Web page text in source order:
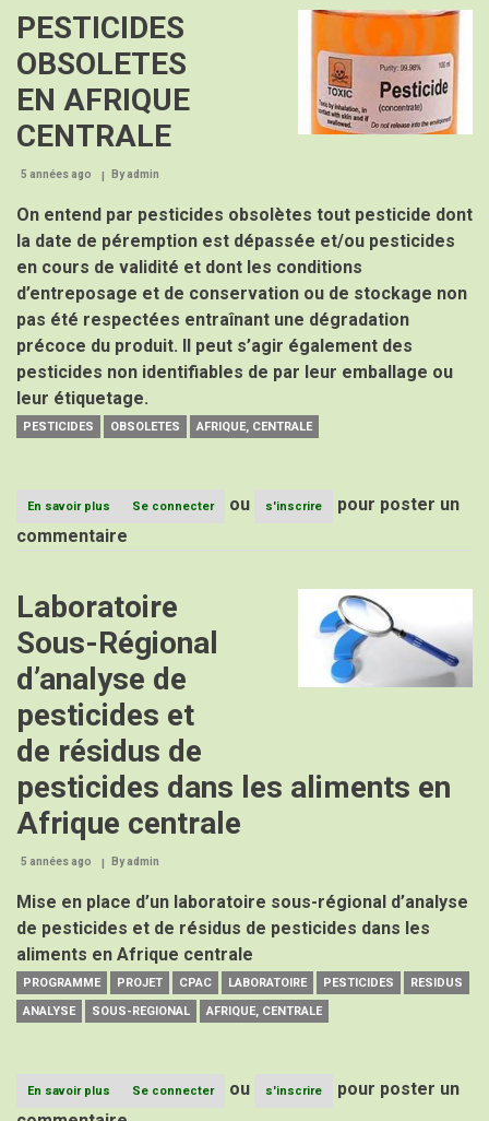
PESTICIDES
OBSOLETES
EN AFRIQUE
CENTRALE
5 années ago Byadmin
On entend par pesticides obsolètes tout pesticide dont
la date de péremption est dépassée et/ou pesticides
en cours de validité et dont les conditions
d’entreposage et de conservation ou de stockage non
pas été respectées entraînant une dégradation
précoce du produit. Il peut s’agir également des
pesticides non identifiables de par leur emballage ou
leur étiquetage.
PESTICIDES OBSOLETES AFRIQUE, CENTRALE
En savoir plus
PESTICIDES
OBSOLETES
CENTRALE
Se connecter ou s'inscrire
pour poster un
commentaire
Laboratoire
Sous-Régional
d’analyse de
pesticides et
de résidus de
pesticides dans les aliments en
Afrique centrale
5 années ago Byadmin
Mise en place d’un laboratoire sous-régional d’analyse
de pesticides et de résidus de pesticides dans les
aliments en Afrique centrale
PROGRAMME PROJET CPAC LABORATOIRE PESTICIDES
RESIDUS
ANALYSE
SOUS-REGIONAL AFRIQUE, CENTRALE
En savoir plus
Laboratoire
Se connecter ou s'inscrire
pour poster un